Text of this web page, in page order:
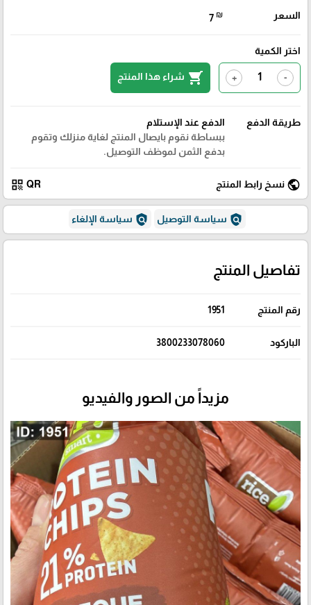
السعر 7 ₪
اختر الكمية
-
+
shopping_cart شراء هذا المنتج
طريقة الدفع
الدفع عند الإستلام
ببساطة نقوم بايصال المنتج لغاية منزلك وتقوم
بدفع الثمن لموظف التوصيل.
public نسخ رابط المنتج QR
qr_code
policy سياسة التوصيل policy سياسة الإلغاء
تفاصيل المنتج
رقم المنتج 1951
الباركود 3800233078060
مزيداً من الصور والفيديو